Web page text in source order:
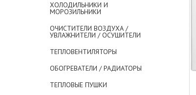
ХОЛОДИЛЬНИКИ И
МОРОЗИЛЬНИКИ
ОЧИСТИТЕЛИ ВОЗДУХА /
УВЛАЖНИТЕЛИ / ОСУШИТЕЛИ
ТЕПЛОВЕНТИЛЯТОРЫ
ОБОГРЕВАТЕЛИ / РАДИАТОРЫ
ТЕПЛОВЫЕ ПУШКИ